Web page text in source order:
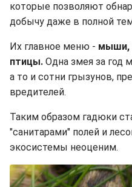
которые позволяют
добычу даже в полной
Их главное меню - мыши,
птицы. Одна змея за год
а то и сотни грызунов,
вредителей.
Таким образом гадюки
"санитарами" полей и
экосистемы неоценим.